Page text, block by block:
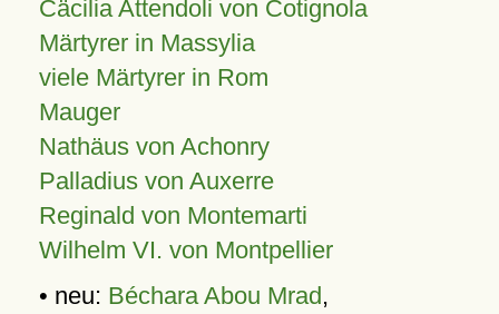
Cäcilia Attendoli von Cotignola
Märtyrer in Massylia
viele Märtyrer in Rom
Mauger
Nathäus von Achonry
Palladius von Auxerre
Reginald von Montemarti
Wilhelm VI. von Montpellier
• neu: Béchara Abou Mrad,